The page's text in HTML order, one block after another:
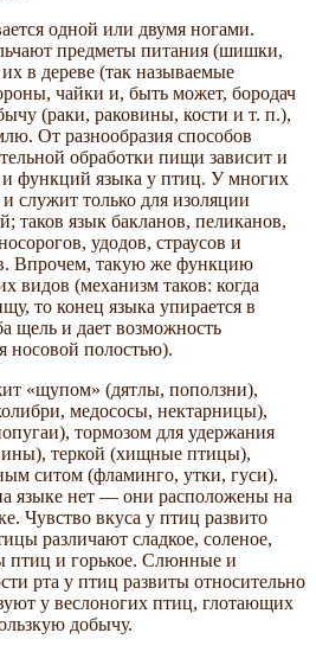
одной или двумя ногами.
предметы питания (шишки,
в дереве (так называемые
чайки и, быть может, бородач
(раки, раковины, кости и т. п.),
От разнообразия способов
обработки пищи зависит и
и функций языка у птиц. У многих
служит только для изоляции
таков язык бакланов, пеликанов,
удодов, страусов и
Впрочем, такую же функцию
видов (механизм таков: когда
то конец языка упирается в
щель и дает возможность
носовой полостью).
«щупом» (дятлы, поползни),
медососы, нектарницы),
тормозом для удержания
теркой (хищные птицы),
ситом (фламинго, утки, гуси).
языке нет — они расположены на
Чувство вкуса у птиц развито
различают сладкое, соленое,
птиц и горькое. Слюнные и
рта у птиц развиты относительно
у веслоногих птиц, глотающих
добычу.